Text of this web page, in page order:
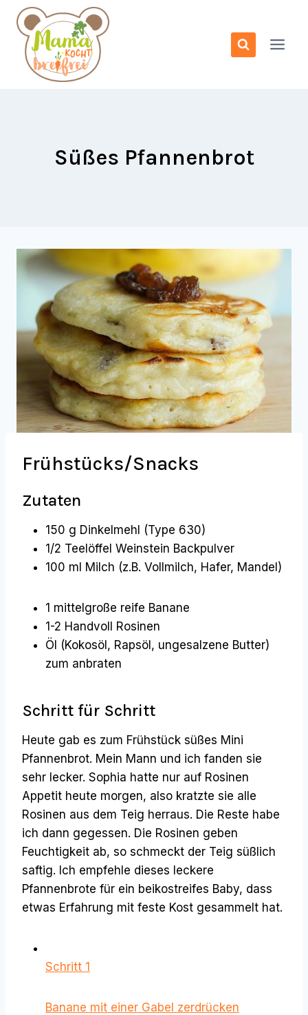
Zum
Inhalt
springen
Süßes Pfannenbrot
Frühstücks/Snacks
Zutaten
150 g Dinkelmehl (Type 630)
1/2 Teelöffel Weinstein Backpulver
100 ml Milch (z.B. Vollmilch, Hafer, Mandel)
1 mittelgroße reife Banane
1-2 Handvoll Rosinen
Öl (Kokosöl, Rapsöl, ungesalzene Butter)
zum anbraten
Schritt für Schritt
Heute gab es zum Frühstück süßes Mini
Pfannenbrot. Mein Mann und ich fanden sie
sehr lecker. Sophia hatte nur auf Rosinen
Appetit heute morgen, also kratzte sie alle
Rosinen aus dem Teig herraus. Die Reste habe
ich dann gegessen. Die Rosinen geben
Feuchtigkeit ab, so schmeckt der Teig süßlich
saftig. Ich empfehle dieses leckere
Pfannenbrote für ein beikostreifes Baby, dass
etwas Erfahrung mit feste Kost gesammelt hat.
Schritt 1
Banane mit einer Gabel zerdrücken